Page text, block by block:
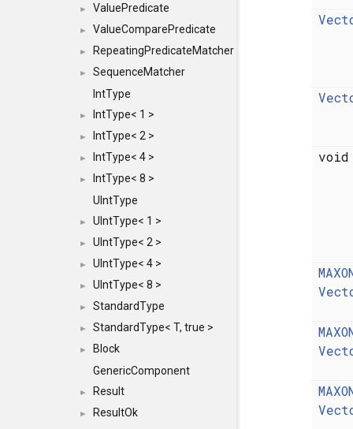
► ValuePredicate
► ValueComparePredicate
► RepeatingPredicateMatcher
►
SequenceMatcher
IntType
► IntType< 1 >
► IntType< 2 >
► IntType< 4 >
►
IntType< 8 >
UIntType
► UIntType< 1 >
► UIntType< 2 >
► UIntType< 4 >
► UIntType< 8 >
► StandardType
► StandardType< T, true >
►
Block
GenericComponent
► Result
►
ResultOk